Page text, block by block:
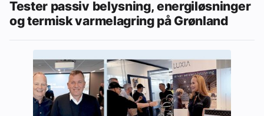
Tester passiv belysning, energiløsninger
og termisk varmelagring på Grønland